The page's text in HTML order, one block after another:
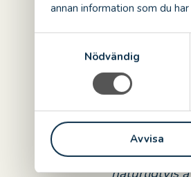
annan information som du
s
Nödvändig
Avvisa
– Ester
säger
estetiskt
en plats i
Schwerin
jag till slut
på Kalmar
naturligtvis